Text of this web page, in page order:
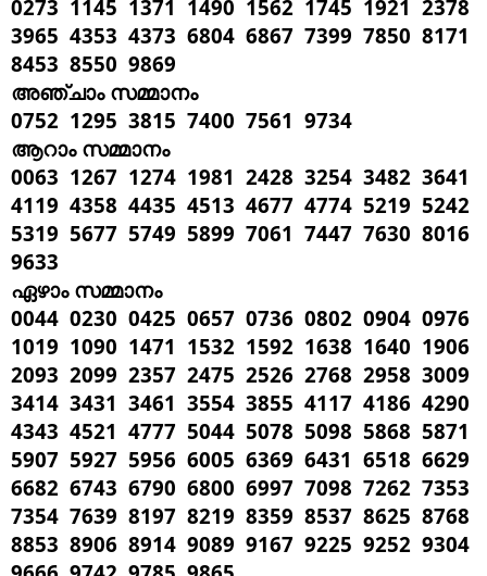
0273 1145 1371 1490 1562 1745 1921 2378
3965 4353 4373 6804 6867 7399 7850 8171
8453 8550 9869
അഞ്ചാം സമ്മാനം
0752 1295 3815 7400 7561 9734
ആറാം സമ്മാനം
0063 1267 1274 1981 2428 3254 3482 3641
4119 4358 4435 4513 4677 4774 5219 5242
5319 5677 5749 5899 7061 7447 7630 8016
9633
ഏഴാം സമ്മാനം
0044 0230 0425 0657 0736 0802 0904 0976
1019 1090 1471 1532 1592 1638 1640 1906
2093 2099 2357 2475 2526 2768 2958 3009
3414 3431 3461 3554 3855 4117 4186 4290
4343 4521 4777 5044 5078 5098 5868 5871
5907 5927 5956 6005 6369 6431 6518 6629
6682 6743 6790 6800 6997 7098 7262 7353
7354 7639 8197 8219 8359 8537 8625 8768
8853 8906 8914 9089 9167 9225 9252 9304